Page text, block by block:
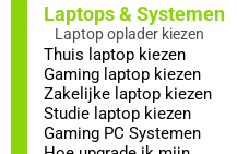
Laptops & Systemen
Laptop oplader kiezen
Thuis laptop kiezen
Gaming laptop kiezen
Zakelijke laptop kiezen
Studie laptop kiezen
Gaming PC Systemen